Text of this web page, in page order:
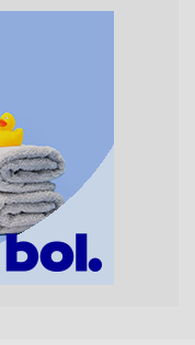
kappers
föhnen en kleuren,
invlechten,
een
up & visagie,
het trimmen van
filter en u